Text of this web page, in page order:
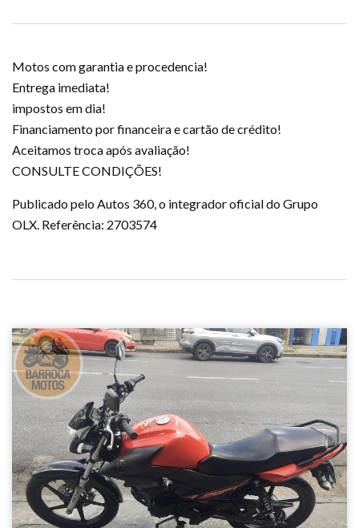
Motos com garantia e procedencia!
Entrega imediata!
impostos em dia!
Financiamento por financeira e cartão de crédito!
Aceitamos troca após avaliação!
CONSULTE CONDIÇÕES!
Publicado pelo Autos 360, o integrador oficial do Grupo
OLX. Referência: 2703574